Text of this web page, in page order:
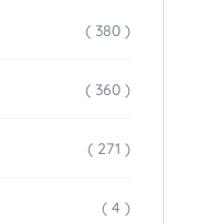
( 380 )
( 360 )
( 271 )
( 4 )